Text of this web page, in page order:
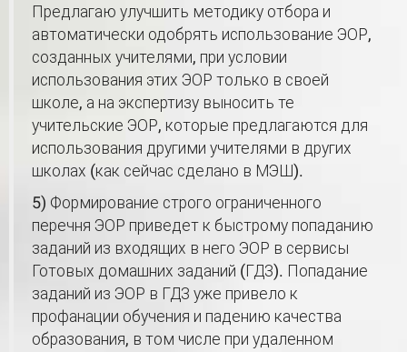
Предлагаю улучшить методику отбора и
автоматически одобрять использование ЭОР,
созданных учителями, при условии
использования этих ЭОР только в своей
школе, а на экспертизу выносить те
учительские ЭОР, которые предлагаются для
использования другими учителями в других
школах (как сейчас сделано в МЭШ).
5) Формирование строго ограниченного
перечня ЭОР приведет к быстрому попаданию
заданий из входящих в него ЭОР в сервисы
Готовых домашних заданий (ГДЗ). Попадание
заданий из ЭОР в ГДЗ уже привело к
профанации обучения и падению качества
образования, в том числе при удаленном